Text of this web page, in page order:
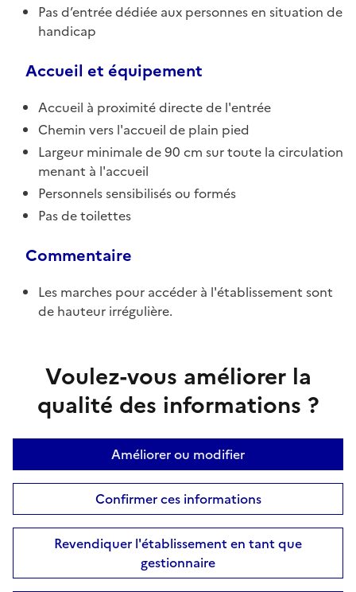
Pas d’entrée dédiée aux personnes en situation de
handicap
Accueil et équipement
Accueil à proximité directe de l'entrée
Chemin vers l'accueil de plain pied
Largeur minimale de 90 cm sur toute la circulation
menant à l'accueil
Personnels sensibilisés ou formés
Pas de toilettes
Commentaire
Les marches pour accéder à l'établissement sont
de hauteur irrégulière.
Voulez-vous améliorer la
qualité des informations ?
Améliorer ou modifier
Confirmer ces informations
Revendiquer l'établissement en tant que
gestionnaire